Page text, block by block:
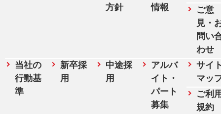
方針
情報
ご意
見・
問い
わせ
当社の
行動基
準
新卒採
用
中途採
用
アルバ
イト・
パート
募集
サイ
マッ
ご利
規約